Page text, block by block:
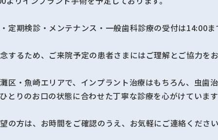
定期検診・メンテナンス・一般歯科診療の受付は14:00
するため、ご来院予定の患者さまにはご理解とご協力を
区・魚崎エリアで、インプラント治療はもちろん、虫歯
とりのお口の状態に合わせた丁寧な診療を心がけていま
の方は、お時間をご確認のうえ、お気軽にご連絡くださ